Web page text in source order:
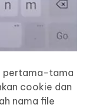
pertama-tama
cookie dan
nama file